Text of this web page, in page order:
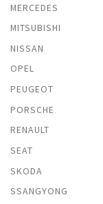
MERCEDES
MITSUBISHI
NISSAN
OPEL
PEUGEOT
PORSCHE
RENAULT
SEAT
SKODA
SSANGYONG